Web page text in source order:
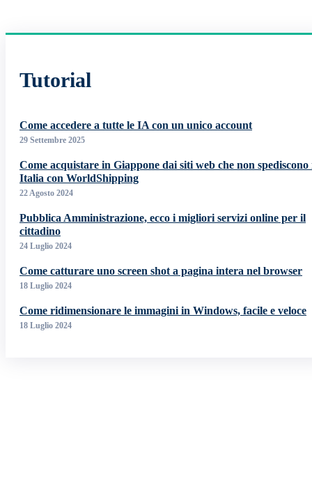
Tutorial
Come accedere a tutte le IA con un unico account
29 Settembre 2025
Come acquistare in Giappone dai siti web che non spediscono
Italia con WorldShipping
22 Agosto 2024
Pubblica Amministrazione, ecco i migliori servizi online per il
cittadino
24 Luglio 2024
Come catturare uno screen shot a pagina intera nel browser
18 Luglio 2024
Come ridimensionare le immagini in Windows, facile e veloce
18 Luglio 2024